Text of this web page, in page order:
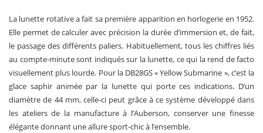
La lunette rotative a fait sa première apparition en horlogerie en 1952.
Elle permet de calculer avec précision la durée d’immersion et, de fait,
le passage des différents paliers. Habituellement, tous les chiffres liés
au compte-minute sont indiqués sur la lunette, ce qui la rend de facto
visuellement plus lourde. Pour la DB28GS « Yellow Submarine », c’est la
glace saphir animée par la lunette qui porte ces indications. D’un
diamètre de 44 mm, celle-ci peut grâce à ce système développé dans
les ateliers de la manufacture à l’Auberson, conserver une finesse
élégante donnant une allure sport-chic à l’ensemble.